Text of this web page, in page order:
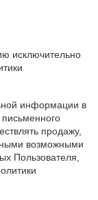
исключительно
информации в
продажу,
возможными
Пользователя,